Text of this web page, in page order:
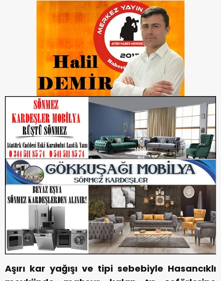
Aşırı kar yağışı ve tipi sebebiyle Hasancıklı